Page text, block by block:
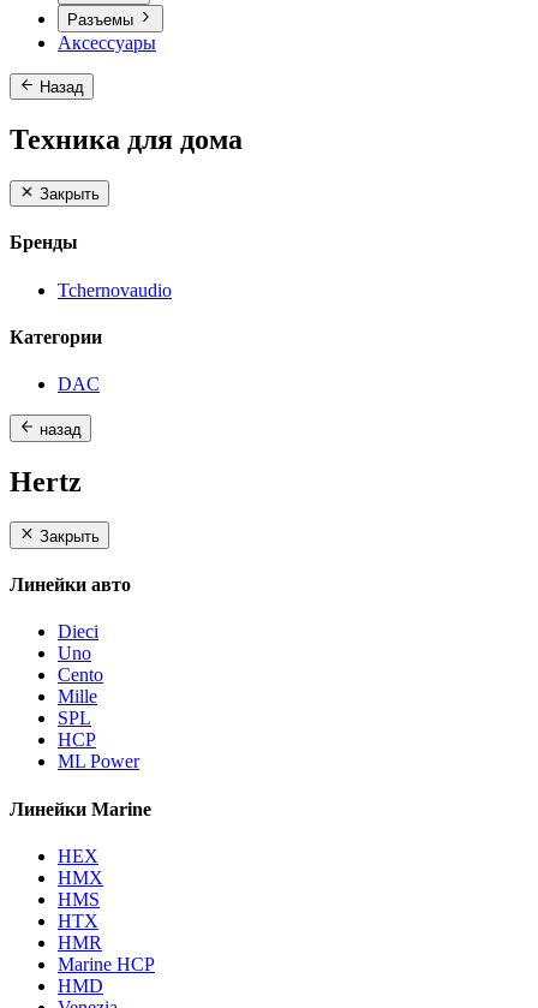
Разъемы
Аксессуары
Назад
Техника для дома
Закрыть
Бренды
Tchernovaudio
Категории
DAC
назад
Hertz
Закрыть
Линейки авто
Dieci
Uno
Cento
Mille
SPL
HCP
ML Power
Линейки Marine
HEX
HMX
HMS
HTX
HMR
Marine HCP
HMD